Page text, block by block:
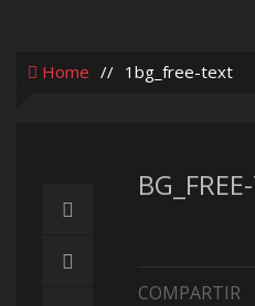
Home // 1bg_free-text
COMPARTIR